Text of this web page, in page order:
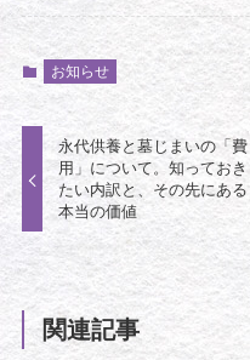
お知らせ
永代供養と墓じまいの「費
用」について。知っておき
たい内訳と、その先にある
本当の価値
関連記事